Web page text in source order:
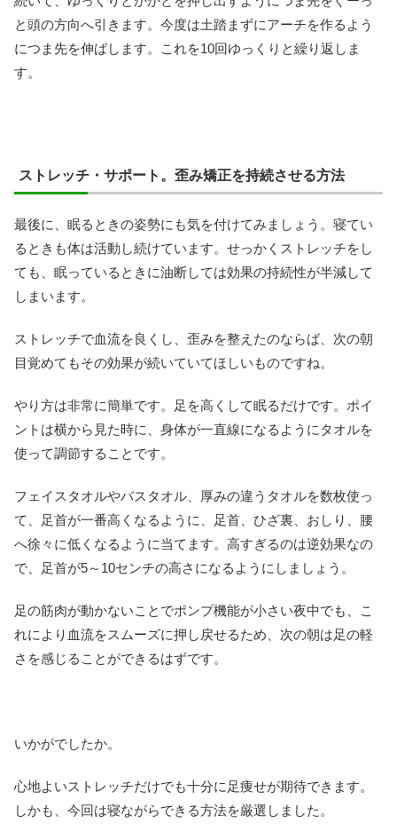
と頭の方向へ引きます。今度は土踏まずにアーチを作るよう
につま先を伸ばします。これを10回ゆっくりと繰り返しま
す。
ストレッチ・サポート。歪み矯正を持続させる方法
最後に、眠るときの姿勢にも気を付けてみましょう。寝てい
るときも体は活動し続けています。せっかくストレッチをし
ても、眠っているときに油断しては効果の持続性が半減して
しまいます。
ストレッチで血流を良くし、歪みを整えたのならば、次の朝
目覚めてもその効果が続いていてほしいものですね。
やり方は非常に簡単です。足を高くして眠るだけです。ポイ
ントは横から見た時に、身体が一直線になるようにタオルを
使って調節することです。
フェイスタオルやバスタオル、厚みの違うタオルを数枚使っ
て、足首が一番高くなるように、足首、ひざ裏、おしり、腰
へ徐々に低くなるように当てます。高すぎるのは逆効果なの
で、足首が5～10センチの高さになるようにしましょう。
足の筋肉が動かないことでポンプ機能が小さい夜中でも、こ
れにより血流をスムーズに押し戻せるため、次の朝は足の軽
さを感じることができるはずです。
いかがでしたか。
心地よいストレッチだけでも十分に足痩せが期待できます。
しかも、今回は寝ながらできる方法を厳選しました。